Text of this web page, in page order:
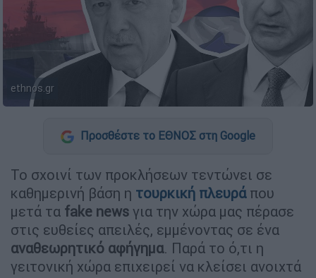
ethnos.gr
Προσθέστε το ΕΘΝΟΣ στη Google
Το σχοινί των προκλήσεων τεντώνει σε
καθημερινή βάση η τουρκική πλευράπου
μετά τα fake news για την χώρα μας πέρασε
στις ευθείες απειλές, εμμένοντας σε ένα
αναθεωρητικό αφήγημα. Παρά το ό,τι η
γειτονική χώρα επιχειρεί να κλείσει ανοιχτά